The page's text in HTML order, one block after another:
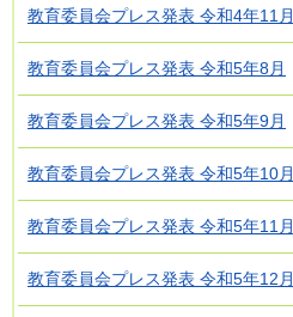
教育委員会プレス発表 令和4年11月
教育委員会プレス発表 令和5年8月
教育委員会プレス発表 令和5年9月
教育委員会プレス発表 令和5年10月
教育委員会プレス発表 令和5年11月
教育委員会プレス発表 令和5年12月